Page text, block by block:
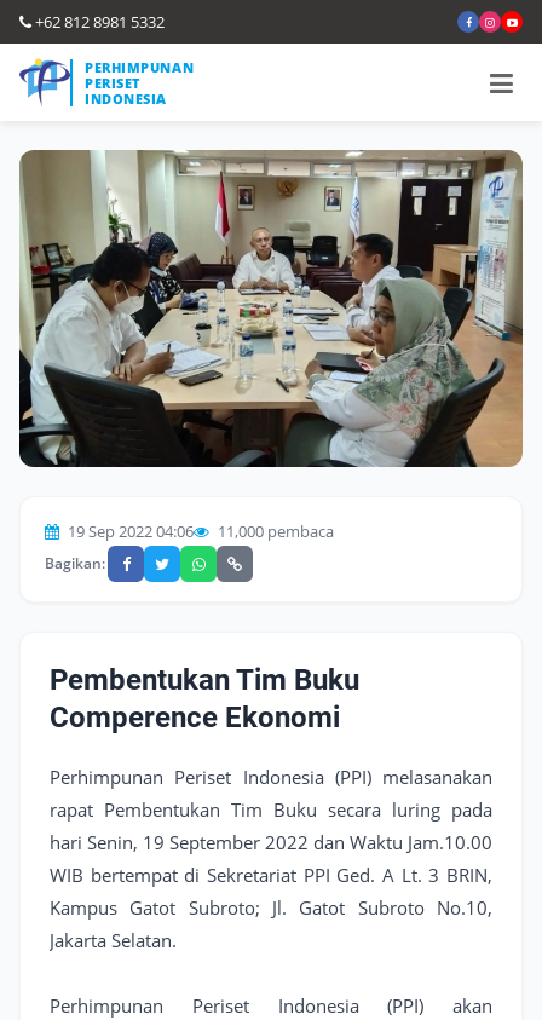
+62 812 8981 5332
PERHIMPUNAN
PERISET
INDONESIA
19 Sep 2022 04:06 11,000 pembaca
Bagikan:
Pembentukan Tim Buku
Comperence Ekonomi
Perhimpunan Periset Indonesia (PPI) melasanakan
rapat Pembentukan Tim Buku secara luring pada
hari Senin, 19 September 2022 dan Waktu Jam.10.00
WIB bertempat di Sekretariat PPI Ged. A Lt. 3 BRIN,
Kampus Gatot Subroto; Jl. Gatot Subroto No.10,
Jakarta Selatan.
Perhimpunan Periset Indonesia (PPI) akan